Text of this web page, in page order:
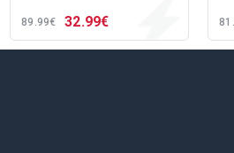
89 99€ 32 99€ 81